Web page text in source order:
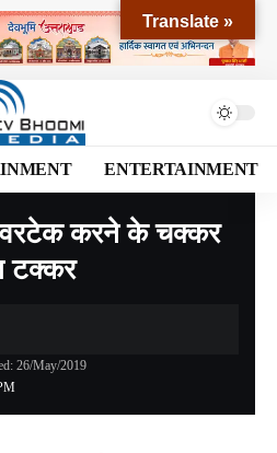
ENTERTAINMENT
>मैक्स जीप द्वारा ओवरटेक करने के चक्कर में बस से जबरदस्त टक्कर
करने के चक्कर
टक्कर
26/May/2019
Translate »